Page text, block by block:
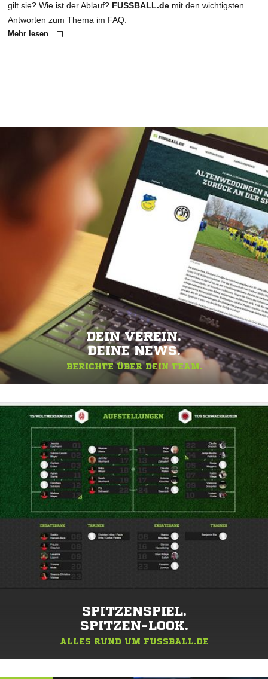
gilt sie? Wie ist der Ablauf? FUSSBALL.de mit den wichtigsten
Antworten zum Thema im FAQ.
Mehr lesen
DEIN VEREIN.
DEINE NEWS.
BERICHTE ÜBER DEIN TEAM.
SPITZENSPIEL.
SPITZEN-LOOK.
ALLES RUND UM FUSSBALL.DE